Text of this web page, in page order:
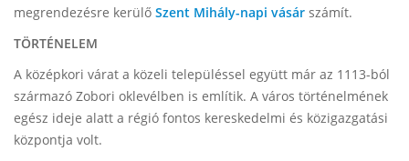
megrendezésre kerülő Szent Mihály-napi vásár számít.
TÖRTÉNELEM
A középkori várat a közeli településsel együtt már az 1113-ból
származó Zobori oklevélben is említik. A város történelmének
egész ideje alatt a régió fontos kereskedelmi és közigazgatási
központja volt.